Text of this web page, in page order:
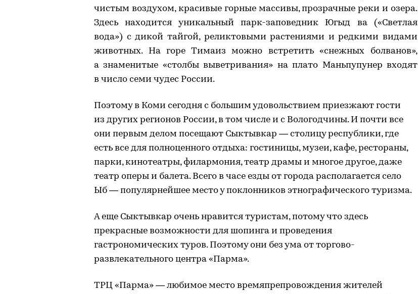
чистым воздухом, красивые горные массивы, прозрачные реки и озера.
Здесь находится уникальный парк-заповедник Югыд ва («Светлая
вода») с дикой тайгой, реликтовыми растениями и редкими видами
животных. На горе Тимаиз можно встретить «снежных болванов»,
а знаменитые «столбы выветривания» на плато Маньпупунер входят
в число семи чудес России.
Поэтому в Коми сегодня с большим удовольствием приезжают гости
из других регионов России, в том числе и с Вологодчины. И почти все
они первым делом посещают Сыктывкар — столицу республики, где
есть все для полноценного отдыха: гостиницы, музеи, кафе, рестораны,
парки, кинотеатры, филармония, театр драмы и многое другое, даже
театр оперы и балета. Всего в часе езды от города располагается село
Ыб — популярнейшее место у поклонников этнографического туризма.
А еще Сыктывкар очень нравится туристам, потому что здесь
прекрасные возможности для шопинга и проведения
гастрономических туров. Поэтому они без ума от торгово-
развлекательного центра «Парма».
ТРЦ «Парма» — любимое место времяпрепровождения жителей